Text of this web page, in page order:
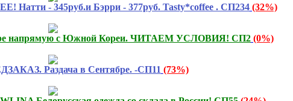
- 345руб.и Бэрри - 377руб. Tasty*coffee . СП234 (32%)
напрямую с Южной Кореи. ЧИТАЕМ УСЛОВИЯ! СП2 (0%)
Раздача в Сентябре. -СП11 (73%)